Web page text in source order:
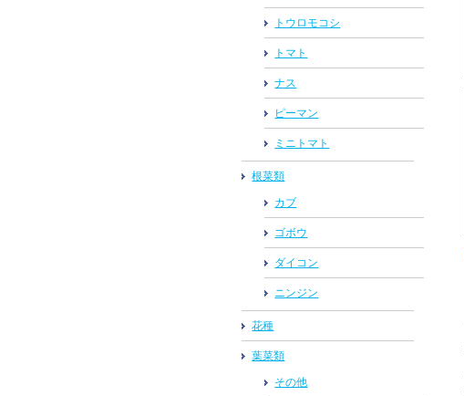
トウロモコシ
トマト
ナス
ピーマン
ミニトマト
根菜類
カブ
ゴボウ
ダイコン
ニンジン
花種
葉菜類
その他